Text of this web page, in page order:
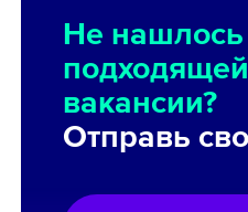
Не нашлось
подходящей
вакансии?
Отправь